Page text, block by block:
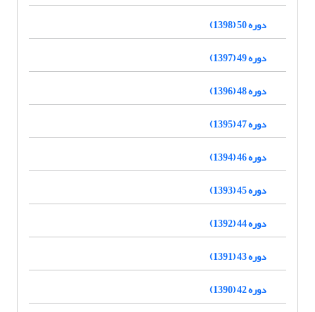
دوره 50 (1398)
دوره 49 (1397)
دوره 48 (1396)
دوره 47 (1395)
دوره 46 (1394)
دوره 45 (1393)
دوره 44 (1392)
دوره 43 (1391)
دوره 42 (1390)